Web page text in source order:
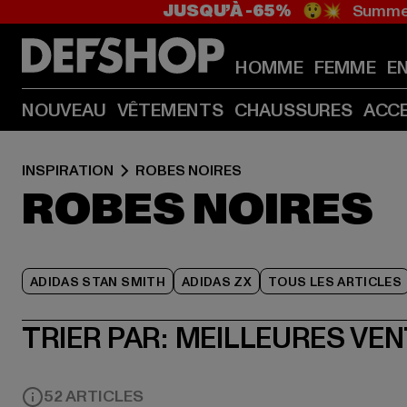
JUSQU’À -65% 😲💥
HOMME FEMME
NOUVEAU VÊTEMENTS CHAUSSURES
INSPIRATION ROBES NOIRES
ROBES NOIRES
ADIDAS STAN SMITH ADIDAS ZX TOUS LES ARTICLES
TRIER PAR: MEILLEURES
52 ARTICLES